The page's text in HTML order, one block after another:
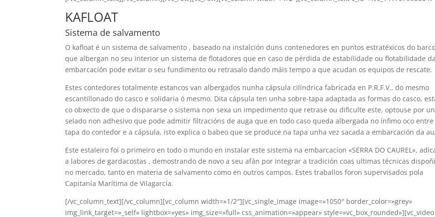
KAFLOAT
Sistema de salvamento
O kafloat é un sistema de salvamento , baseado na instalción duns contenedores en puntos estratéxicos do barco
que albergan no seu interior un sistema de flotadores que en caso de pérdida de estabilidade ou flotabilidade da
embarcación pode evitar o seu fundimento ou retrasalo dando máis tempo a que acudan os equipos de rescate.
Estes contedores totalmente estancos van albergados nunha cápsula cilíndrica fabricada en P.R.F.V., do mesmo
escantillonado do casco e solidaria ó mesmo. Dita cápsula ten unha sobre-tapa adaptada as formas do casco,
co obxecto de que o dispararse o sistema non sexa un impedimento que retrase ou dificulte este, optouse por un
selado non adhesivo que pode admitir filtracións de auga que en todo caso queda albergada no ínfimo oco entre
tapa do contedor e a cápsula, isto explica o babeo que se produce na tapa unha vez sacada a embarcación da
Este estaleiro foi o primeiro en todo o mundo en instalar este sistema na embarcacíon «SERRA DO CAUREL»,
a labores de gardacostas , demostrando de novo a seu afán por integrar a tradición coas ultimas técnicas
no mercado, tanto en materia de salvamento como en outros campos. Estes traballos foron supervisados pola
Capitanía Marítima de Vilagarcía.
[/vc_column_text][/vc_column][vc_column width=»1/2″][vc_single_image image=»1050″ border_color=»grey»
img_link_target=»_self» lightbox=»yes» img_size=»full» css_animation=»appear» style=»vc_box_rounded»][vc_video